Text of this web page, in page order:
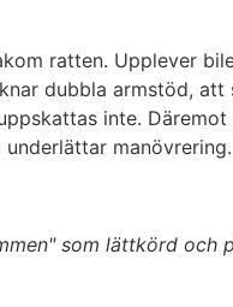
ratten. Upplever
dubbla armstöd, att
inte.
manövrering.
som lättkörd och